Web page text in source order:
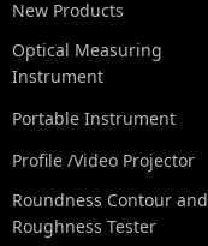
New Products
Optical Measuring
Instrument
Portable Instrument
Profile /Video Projector
Roundness Contour and
Roughness Tester